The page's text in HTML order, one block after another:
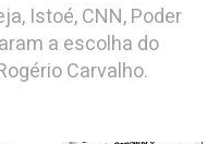
Istoé, CNN, Poder
a escolha do
Carvalho.